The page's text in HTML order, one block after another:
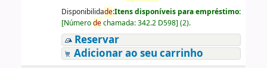
Disponibilidade:Itens disponíveis para empréstimo:
[Númerodechamada:342.2 D598] (2).
Reservar
Adicionar ao seu carrinho